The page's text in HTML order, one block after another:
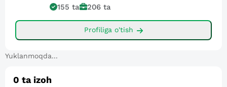
155 ta 206 ta
Profiliga o'tish
Yuklanmoqda...
0 ta izoh